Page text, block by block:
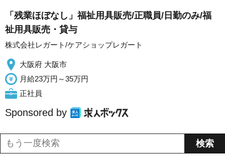
「残業ほぼなし」福祉用具販売/正職員/日勤のみ/福
祉用具販売・貸与
株式会社レガート/ケアショップレガート
大阪府 大阪市
月給23万円～35万円
正社員
Sponsored by